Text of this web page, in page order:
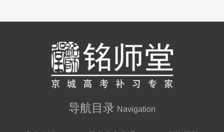
导航目录 Navigation